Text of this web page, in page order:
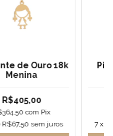
de Ouro 18k
Menina
R$405,00
com Pix
R$67,50 sem juros
7 x